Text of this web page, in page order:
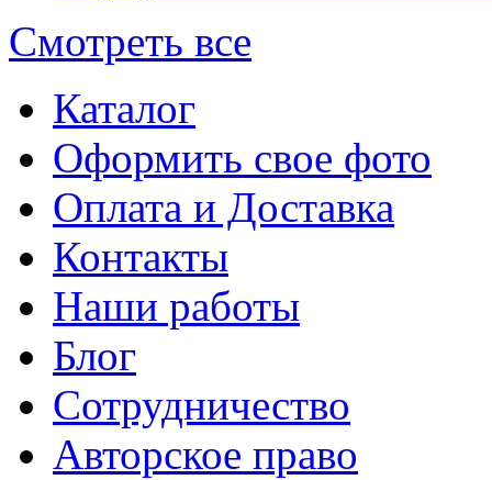
Смотреть все
Каталог
Оформить свое фото
Оплата и Доставка
Контакты
Наши работы
Блог
Сотрудничество
Авторское право